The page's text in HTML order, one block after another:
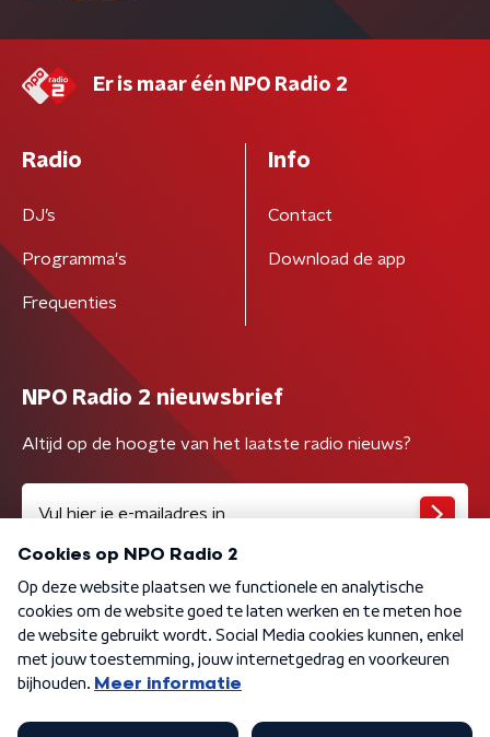
Er is maar één NPO Radio 2
Radio
DJ’s
Programma's
Frequenties
Info
Contact
Download de app
NPO Radio 2 nieuwsbrief
Altijd op de hoogte van het laatste radio nieuws?
Algemene voorwaarden